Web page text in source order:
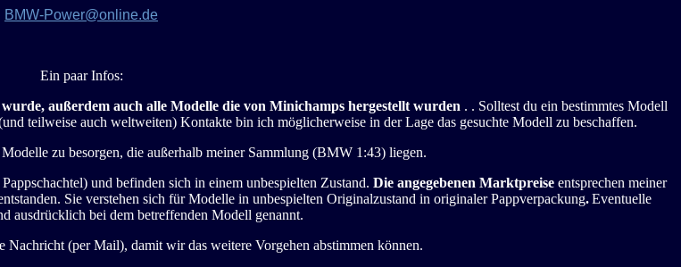
BMW-Power@online.de
Ein paar Infos:
außerdem auch alle Modelle die von Minichamps hergestellt wurden . . Solltest du ein bestimmtes Modell
teilweise auch weltweiten) Kontakte bin ich möglicherweise in der Lage das gesuchte Modell zu beschaffen.
zu besorgen, die außerhalb meiner Sammlung (BMW 1:43) liegen.
und befinden sich in einem unbespielten Zustand. Die angegebenen Marktpreiseentsprechen meiner
Sie verstehen sich für Modelle in unbespielten Originalzustand in originaler Pappverpackung.Eventuelle
ausdrücklich bei dem betreffenden Modell genannt.
Nachricht (per Mail), damit wir das weitere Vorgehen abstimmen können.